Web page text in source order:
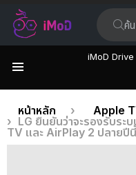
iMoD Drive
เรื่อง
ล่าสุด
คุณอยู่ที่นี่:
หน้าหลัก
Apple
LG ยืนยันว่าจะรองรับร
TV และ AirPlay 2 ปลายปีนี้